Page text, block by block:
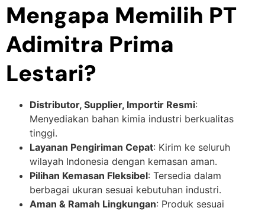
Mengapa Memilih PT
Adimitra Prima
Lestari?
Distributor, Supplier, Importir Resmi:
Menyediakan bahan kimia industri berkualitas
tinggi.
Layanan Pengiriman Cepat: Kirim ke seluruh
wilayah Indonesia dengan kemasan aman.
Pilihan Kemasan Fleksibel: Tersedia dalam
berbagai ukuran sesuai kebutuhan industri.
Aman & Ramah Lingkungan: Produk sesuai